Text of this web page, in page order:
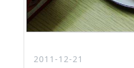
2011-12-21